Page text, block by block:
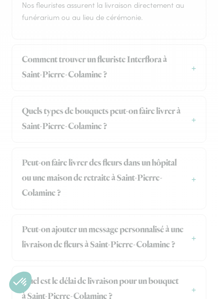
Nos fleuristes assurent la livraison directement au
funérarium ou au lieu de cérémonie.
Comment trouver un fleuriste Interflora à
Saint-Pierre-Colamine ?
Quels types de bouquets peut-on faire livrer à
Saint-Pierre-Colamine ?
Peut-on faire livrer des fleurs dans un hôpital
ou une maison de retraite à Saint-Pierre-
Colamine ?
Peut-on ajouter un message personnalisé à une
livraison de fleurs à Saint-Pierre-Colamine ?
Quel est le délai de livraison pour un bouquet